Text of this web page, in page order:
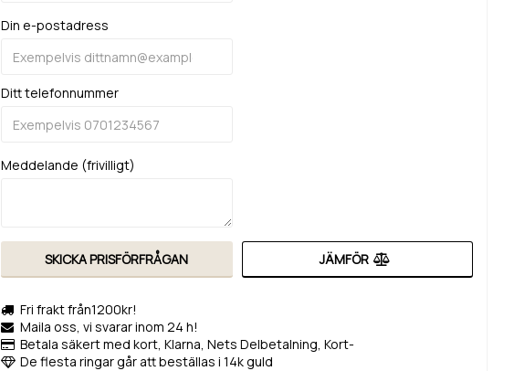
Din e-postadress
Ditt telefonnummer
Meddelande (frivilligt)
SKICKA PRISFÖRFRÅGAN JÄMFÖR
Fri frakt från1200kr!
Maila oss, vi svarar inom 24 h!
Betala säkert med kort, Klarna, Nets Delbetalning, Kort-
De flesta ringar går att beställas i 14k guld